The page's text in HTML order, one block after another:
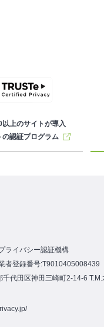
上のサイトが導入
の認証プログラム
ライバシー認証機構
者登録番号:T9010405008439
代田区神田三崎町2-14-6 T.M.